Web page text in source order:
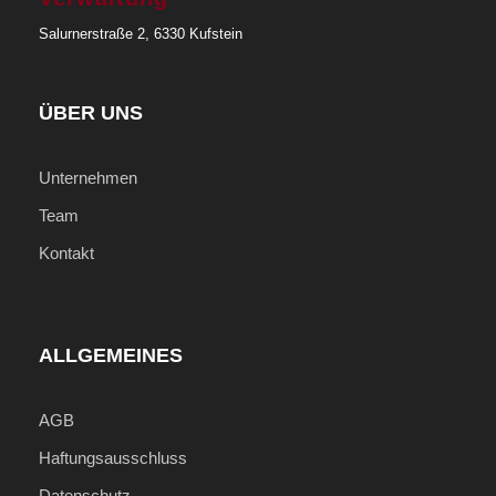
deutsch- oder englischsprachigem Guide
(teilweise privat)
Nicht inkludierte Leistungen
Wichtige Informationen
auf Anfrage!
Salurnerstraße 2, 6330 Kufstein
ÜBER UNS
Unternehmen
Team
Kontakt
ALLGEMEINES
AGB
Haftungsausschluss